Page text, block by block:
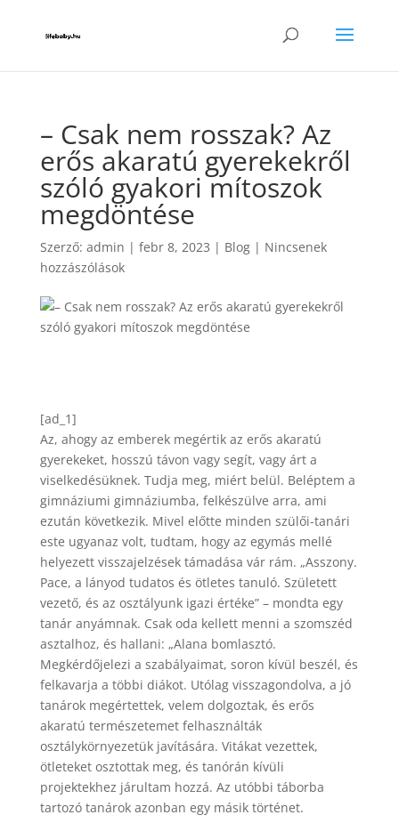
– Csak nem rosszak? Az
erős akaratú gyerekekről
szóló gyakori mítoszok
megdöntése
Szerző: admin | febr 8, 2023 | Blog| Nincsenek
hozzászólások
[ad_1]
Az, ahogy az emberek megértik az erős akaratú
gyerekeket, hosszú távon vagy segít, vagy árt a
viselkedésüknek. Tudja meg, miért belül. Beléptem a
gimnáziumi gimnáziumba, felkészülve arra, ami
ezután következik. Mivel előtte minden szülői-tanári
este ugyanaz volt, tudtam, hogy az egymás mellé
helyezett visszajelzések támadása vár rám. „Asszony.
Pace, a lányod tudatos és ötletes tanuló. Született
vezető, és az osztályunk igazi értéke” – mondta egy
tanár anyámnak. Csak oda kellett menni a szomszéd
asztalhoz, és hallani: „Alana bomlasztó.
Megkérdőjelezi a szabályaimat, soron kívül beszél, és
felkavarja a többi diákot. Utólag visszagondolva, a jó
tanárok megértettek, velem dolgoztak, és erős
akaratú természetemet felhasználták
osztálykörnyezetük javítására. Vitákat vezettek,
ötleteket osztottak meg, és tanórán kívüli
projektekhez járultam hozzá. Az utóbbi táborba
tartozó tanárok azonban egy másik történet.